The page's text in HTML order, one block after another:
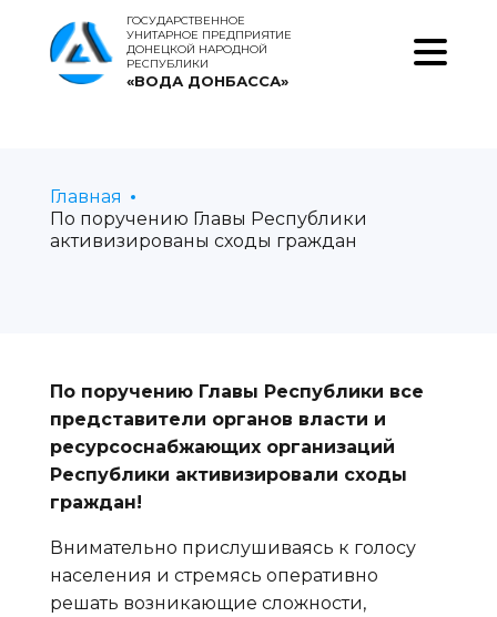
ГОСУДАРСТВЕННОЕ
УНИТАРНОЕ ПРЕДПРИЯТИЕ
ДОНЕЦКОЙ НАРОДНОЙ
РЕСПУБЛИКИ
«ВОДА ДОНБАССА»
Главная
По поручению Главы Республики
активизированы сходы граждан
По поручению Главы Республики все
представители органов власти и
ресурсоснабжающих организаций
Республики активизировали сходы
граждан!
Внимательно прислушиваясь к голосу
населения и стремясь оперативно
решать возникающие сложности,